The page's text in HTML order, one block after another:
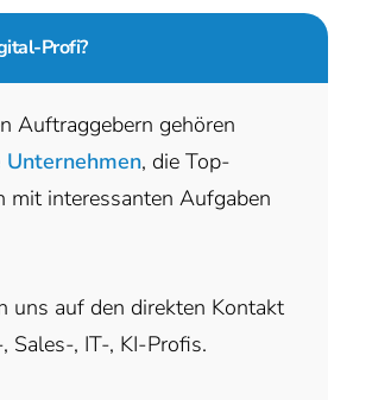
Profi?
Auftraggebern gehören
Unternehmen, die Top-
mit interessanten Aufgaben
uns auf den direkten Kontakt
Sales-, IT-, KI-Profis.